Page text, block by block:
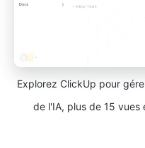
Explorez ClickUp pour
de l'IA, plus de 15 vues